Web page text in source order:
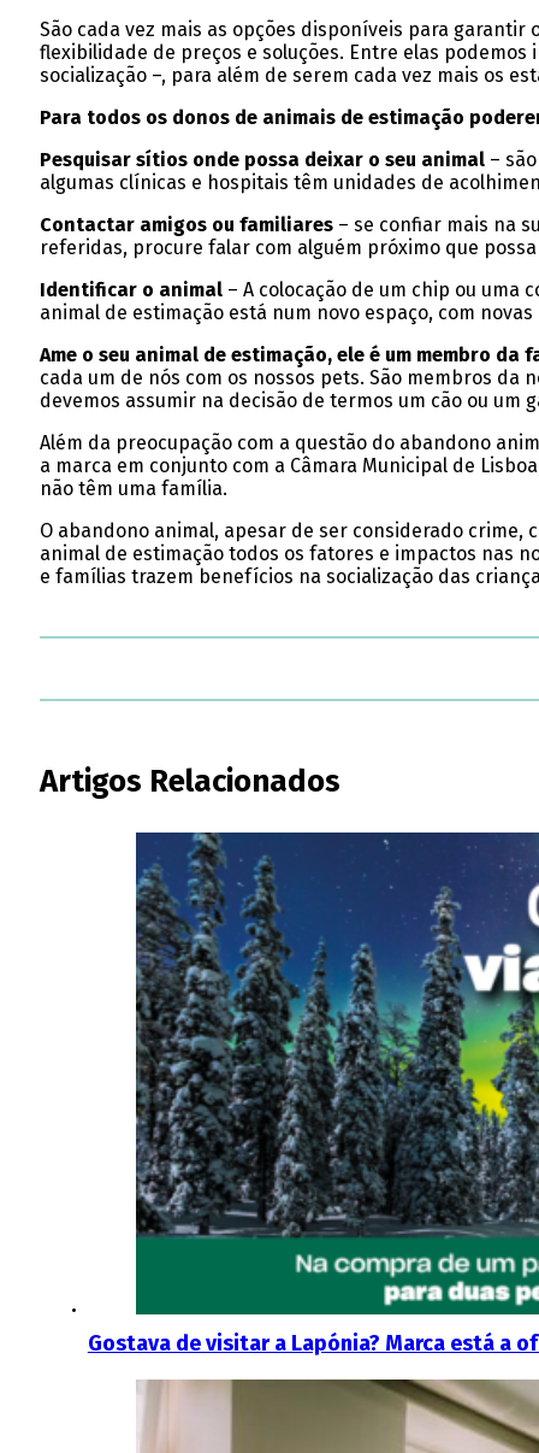
São cada vez mais as opções disponíveis para
flexibilidade de preços e soluções. Entre elas
socialização –, para além de serem cada vez mais os
Para todos os donos de animais de estimação
Pesquisar sítios onde possa deixar o seu animal– são
algumas clínicas e hospitais têm unidades de
Contactar amigos ou familiares– se confiar mais na
referidas, procure falar com alguém próximo que
Identificar o animal– A colocação de um chip ou uma
animal de estimação está num novo espaço, com
Ame o seu animal de estimação, ele é um membro da
cada um de nós com os nossos pets. São membros
devemos assumir na decisão de termos um cão ou um
Além da preocupação com a questão do abandono
a marca em conjunto com a Câmara Municipal de
não têm uma família.
O abandono animal, apesar de ser considerado
animal de estimação todos os fatores e impactos nas
e famílias trazem benefícios na socialização das
Artigos Relacionados
Gostava de visitar a Lapónia? Marca está a